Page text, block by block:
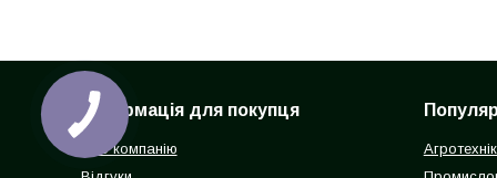
Інформація для покупця
Про компанію